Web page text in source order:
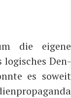
die eige­ne
logi­sches Den­
es soweit